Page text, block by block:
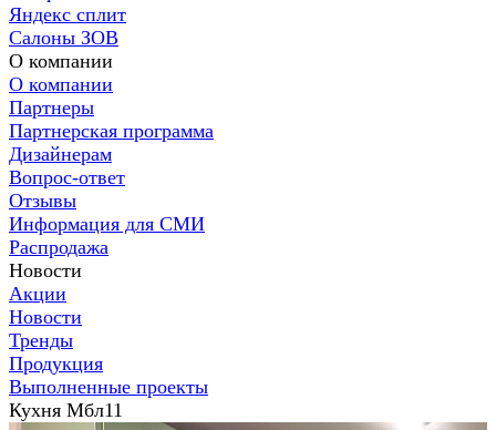
Яндекс сплит
Салоны ЗОВ
О компании
О компании
Партнеры
Партнерская программа
Дизайнерам
Вопрос-ответ
Отзывы
Информация для СМИ
Распродажа
Новости
Акции
Новости
Тренды
Продукция
Выполненные проекты
Кухня Мбл11